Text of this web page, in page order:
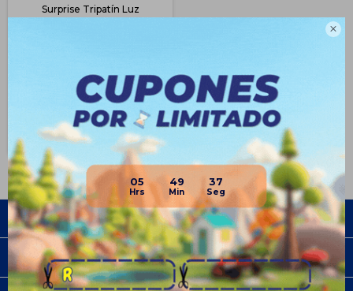

05 49 37
Surprise Tripatín Luz
$ 672
$ 762
$ 806
Disponible Envío
Empresa
Compra